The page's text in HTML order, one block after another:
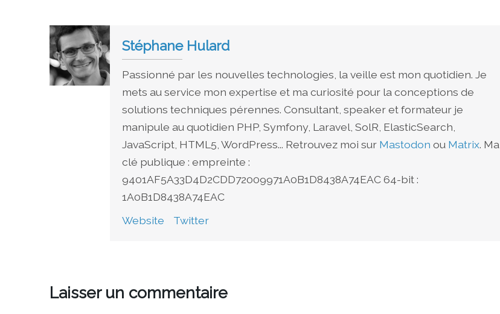
Stéphane Hulard
Passionné par les nouvelles technologies, la veille est mon quotidien. Je
mets au service mon expertise et ma curiosité pour la conceptions de
solutions techniques pérennes. Consultant, speaker et formateur je
manipule au quotidien PHP, Symfony, Laravel, SolR, ElasticSearch,
JavaScript, HTML5, WordPress... Retrouvez moi sur Mastodon ou Matrix. Ma
clé publique : empreinte :
9401AF5A33D4D2CDD72009971A0B1D8438A74EAC 64-bit :
1A0B1D8438A74EAC
Website
Twitter
Laisser un commentaire